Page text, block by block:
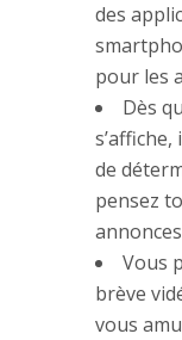
des
pour les
Dès
de
pensez
Vous
brève
vous